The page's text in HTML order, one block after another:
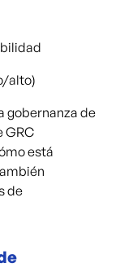
alto)
gobernanza de
GRC
está
de